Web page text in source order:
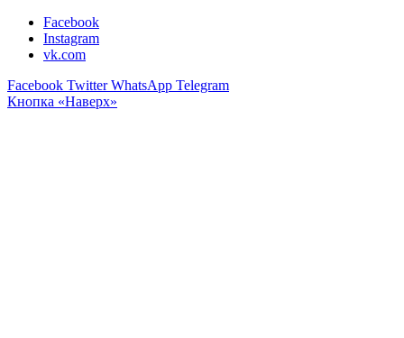
Facebook
Instagram
vk.com
Facebook Twitter WhatsApp Telegram
Кнопка «Наверх»